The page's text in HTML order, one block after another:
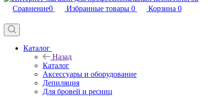
Сравнение0 Избранные товары 0 Корзина 0
Каталог
Назад
Каталог
Аксессуары и оборудование
Депиляция
Для бровей и ресниц